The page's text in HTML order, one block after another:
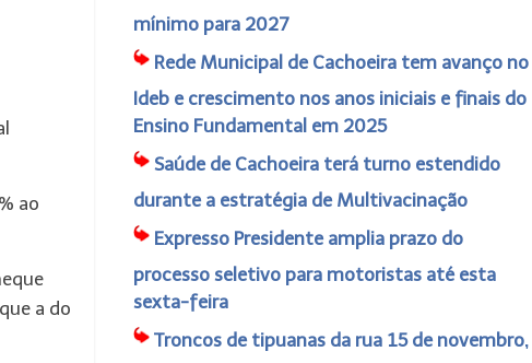
ao
a do
mínimo para 2027
Rede Municipal de Cachoeira tem avanço no
Ideb e crescimento nos anos iniciais e finais do
Ensino Fundamental em 2025
Saúde de Cachoeira terá turno estendido
durante a estratégia de Multivacinação
Expresso Presidente amplia prazo do
processo seletivo para motoristas até esta
sexta-feira
Troncos de tipuanas da rua 15 de novembro,